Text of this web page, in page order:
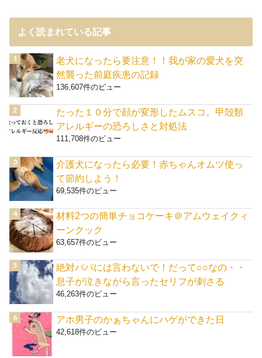
よく読まれている記事
老犬になったら要注意！！我が家の愛犬を突
然襲った前庭疾患の記録
136,607件のビュー
たった１０分で顔が変形したムスコ。甲殻類
アレルギーの恐ろしさと対処法
111,708件のビュー
介護犬になったら必要！赤ちゃんオムツ使っ
て節約しよう！
69,535件のビュー
材料2つの簡単チョコケーキ＠アムウェイクィ
ーンクック
63,657件のビュー
絶対パパには言わないで！だって○○なの・・
息子が泣きながら言ったセリフが刺さる
46,263件のビュー
アホ男子のかぁちゃんにハゲができた日
42,618件のビュー